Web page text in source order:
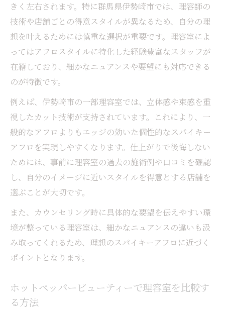
きく左右されます。特に群馬県伊勢崎市では、理容師の
技術や店舗ごとの得意スタイルが異なるため、自分の理
想を叶えるためには慎重な選択が重要です。理容室によ
ってはアフロスタイルに特化した経験豊富なスタッフが
在籍しており、細かなニュアンスや要望にも対応できる
のが特徴です。
例えば、伊勢崎市の一部理容室では、立体感や束感を重
視したカット技術が支持されています。これにより、一
般的なアフロよりもエッジの効いた個性的なスパイキー
アフロを実現しやすくなります。仕上がりで後悔しない
ためには、事前に理容室の過去の施術例や口コミを確認
し、自分のイメージに近いスタイルを得意とする店舗を
選ぶことが大切です。
また、カウンセリング時に具体的な要望を伝えやすい環
境が整っている理容室は、細かなニュアンスの違いも汲
み取ってくれるため、理想のスパイキーアフロに近づく
ポイントとなります。
ホットペッパービューティーで理容室を比較す
る方法